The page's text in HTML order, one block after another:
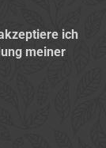
ich
meiner